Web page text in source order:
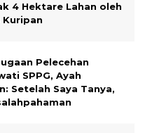
4 Hektare Lahan oleh
Kuripan
Pelecehan
SPPG, Ayah
Setelah Saya Tanya,